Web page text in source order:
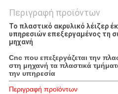
Περιγραφή προϊόντων
Το πλαστικό ακρυλικό λέιζερ
υπηρεσιών επεξεργαμένος τη
μηχανή
Cnc που επεξεργάζεται την
στη μηχανή τα πλαστικά
την υπηρεσία
Περιγραφή προϊόντων